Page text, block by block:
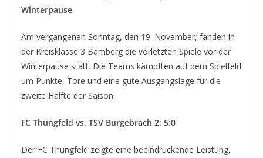
Winterpause
Am vergangenen Sonntag, den 19. November, fanden in
der Kreisklasse 3 Bamberg die vorletzten Spiele vor der
Winterpause statt. Die Teams kämpften auf dem Spielfeld
um Punkte, Tore und eine gute Ausgangslage für die
zweite Hälfte der Saison.
FC Thüngfeld vs. TSV Burgebrach 2: 5:0
Der FC Thüngfeld zeigte eine beeindruckende Leistung,